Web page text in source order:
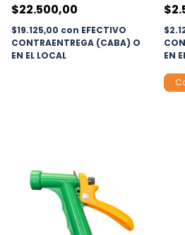
$22.500,00
$19.125,00 con EFECTIVO
CONTRAENTREGA (CABA) O
EN EL LOCAL
EN